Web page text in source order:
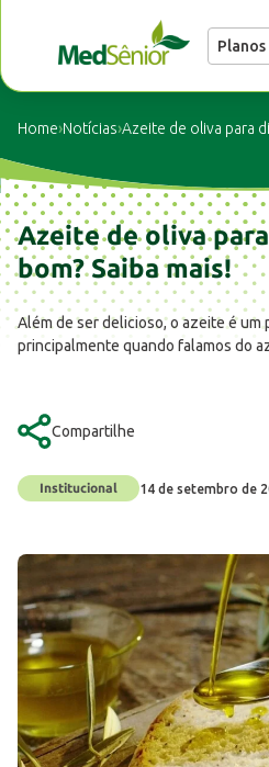
Planos
Buscar
Home›Notícias›Azeite de oliva para
Azeite de oliva
bom? Saiba mais!
Além de ser delicioso, o azeite é um
principalmente quando falamos do
Compartilhe
14 de setembro de
Institucional